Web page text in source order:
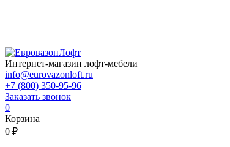
Интернет-магазин лофт-мебели
info@eurovazonloft.ru
+7 (800) 350-95-96
Заказать звонок
0
Корзина
0 ₽